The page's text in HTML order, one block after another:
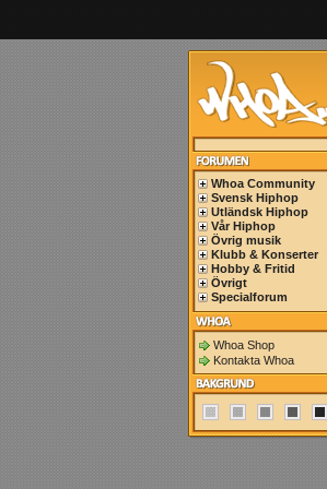
Whoa Community
Svensk Hiphop
Utländsk Hiphop
Vår Hiphop
Övrig musik
Klubb & Konserter
Hobby & Fritid
Övrigt
Specialforum
Whoa Shop
Kontakta Whoa